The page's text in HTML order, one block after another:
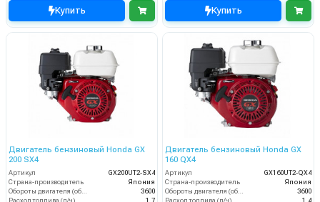
Купить Купить
Двигатель бензиновый Honda GX
200 SX4
Артикул
GX200UT2-SX4
Страна-производитель
Япония
3600
Расход топлива (л/ч)
1.7
Двигатель бензиновый Honda GX
160 QX4
Артикул
GX160UT2-QX4
Страна-производитель
Япония
3600
Расход топлива (л/ч)
1.4